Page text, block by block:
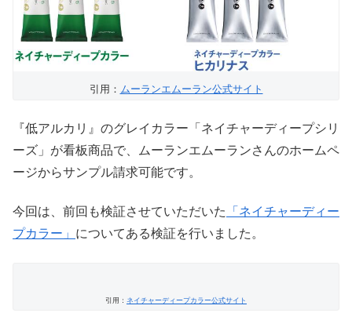
引用： ムーランエムーラン公式サイト
『低アルカリ』のグレイカラー「ネイチャーディープシリ
ーズ」が看板商品で、ムーランエムーランさんのホームペ
ージからサンプル請求可能です。
今回は、前回も検証させていただいた
「ネイチャーディー
プカラー」 についてある検証を行いました。
引用： ネイチャーディープカラー公式サイト